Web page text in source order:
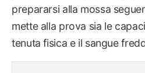
prepararsi alla mossa
mette alla prova sia le
tenuta fisica e il sangue